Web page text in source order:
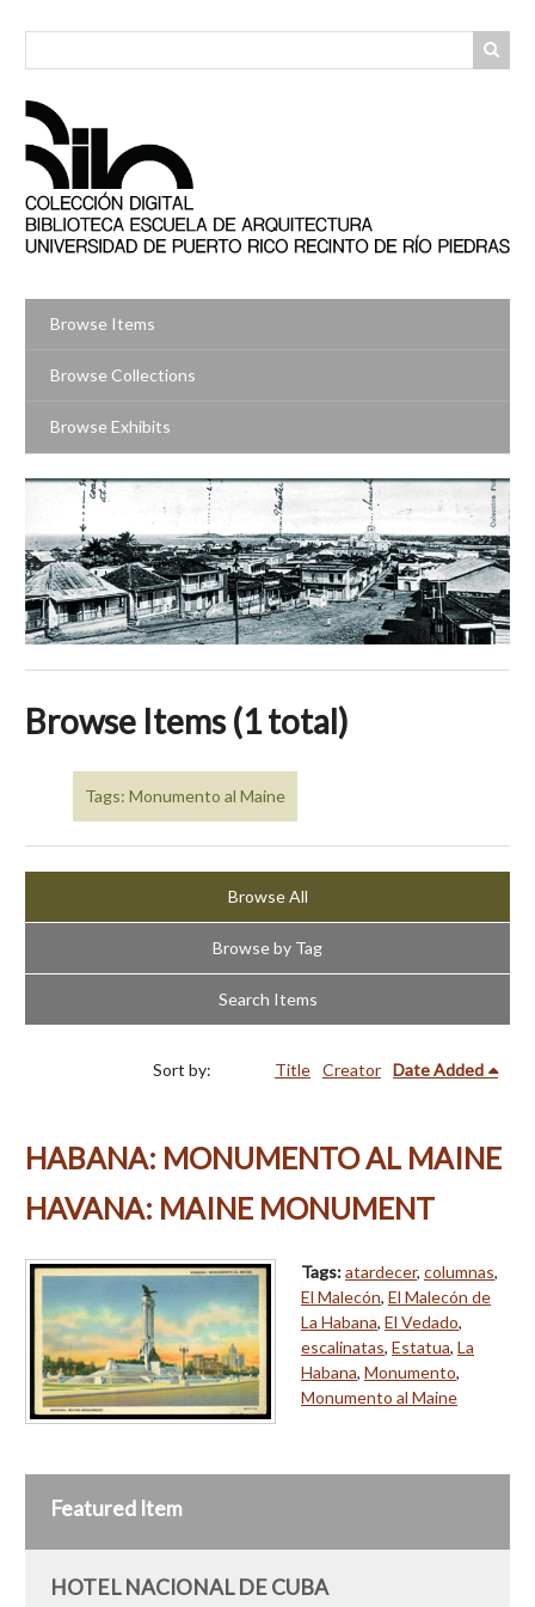
Browse Items
Browse Collections
Browse Exhibits
Browse Items (1 total)
Tags: Monumento al Maine
Browse All
Browse by Tag
Search Items
Sort by: Title Creator Date Added
HABANA: MONUMENTO AL MAINE
HAVANA: MAINE MONUMENT
Tags:atardecer, columnas,
El Malecón, El Malecón de
La Habana, El Vedado,
escalinatas, Estatua, La
Habana, Monumento,
Monumento al Maine
Featured Item
HOTEL NACIONAL DE CUBA